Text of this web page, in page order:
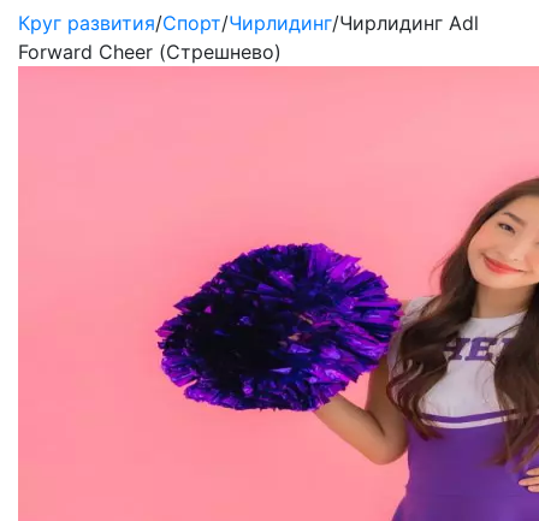
Круг развития/Спорт/Чирлидинг/Чирлидинг Adl
Forward Cheer (Стрешнево)